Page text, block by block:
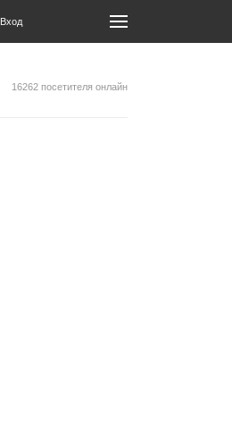
Вход
16262 посетителя онлайн